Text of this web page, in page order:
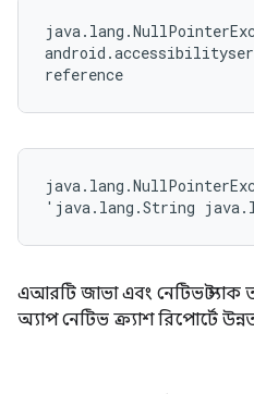
reference
'java.lang.String
এআরটি জাভা এবং নেটিভ
অ্যাপ নেটিভ ক্র্যাশ রিপোর্টে